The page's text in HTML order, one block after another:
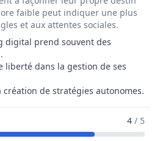
faible peut indiquer une plus
et aux attentes sociales.
digital prend souvent des
liberté dans la gestion de ses
de stratégies autonomes.
Le Métier De Chargé / 4 / 5